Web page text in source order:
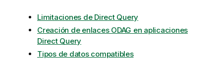
Limitaciones de Direct Query
Creación de enlaces ODAG en aplicaciones
Direct Query
Tipos de datos compatibles